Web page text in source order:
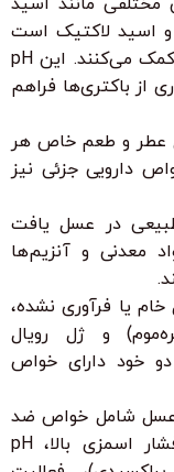
اسید لاکتیک است
که به pH پایین عسل (حدود 3.2 تا 4.5) کمک می‌کنند. این pH
از باکتری‌ها فراهم
عطر و طعم خاص هر
دارویی جزئی نیز
در عسل یافت
معدنی و آنزیم‌ها
یا فرآوری نشده،
و ژل رویال
خود دارای خواص
عسل شامل خواص ضد
میکروبی (به دلیل پراکسید هیدروژن، فشار اسمزی بالا، pH